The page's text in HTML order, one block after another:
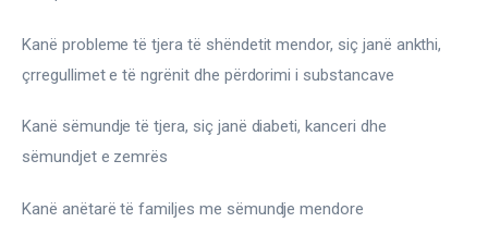
Kanë probleme të tjera të shëndetit mendor, siç janë ankthi,
çrregullimet e të ngrënit dhe përdorimi i substancave
Kanë sëmundje të tjera, siç janë diabeti, kanceri dhe
sëmundjet e zemrës
Kanë anëtarë të familjes me sëmundje mendore